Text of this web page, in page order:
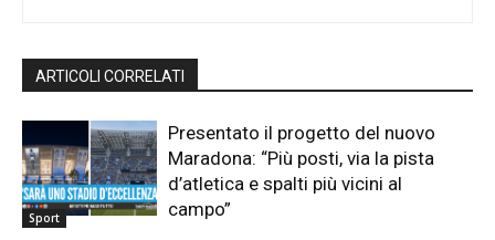
ARTICOLI CORRELATI
Sport
Presentato il progetto del nuovo
Maradona: “Più posti, via la pista
d’atletica e spalti più vicini al
campo”